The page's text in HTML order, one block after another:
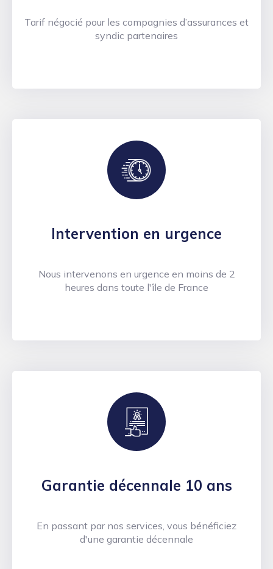
Tarif négocié pour les compagnies d’assurances et
syndic partenaires
Intervention en urgence
Nous intervenons en urgence en moins de 2
heures dans toute l'île de France
Garantie décennale 10 ans
En passant par nos services, vous bénéficiez
d'une garantie décennale